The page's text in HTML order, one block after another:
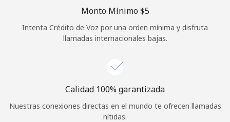
Continuar con
Monto Mínimo ⁦$5⁩
Intenta Crédito de Voz por una orden mínima y disfruta
llamadas internacionales bajas.
Calidad 100% garantizada
Nuestras conexiones directas en el mundo te ofrecen llamadas
nítidas.